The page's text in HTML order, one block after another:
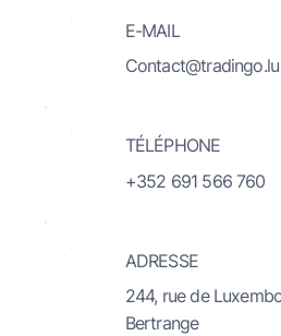
E-MAIL
Contact@tradingo.lu
TÉLÉPHONE
+352 691 566 760
ADRESSE
244, rue de
Bertrange